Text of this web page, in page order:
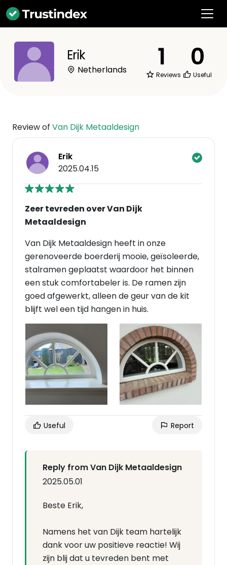
Erik
Netherlands 1
Reviews
0
Useful
Review of Van Dijk Metaaldesign
Erik
2025.04.15
Zeer tevreden over Van Dijk
Metaaldesign
Van Dijk Metaaldesign heeft in onze
gerenoveerde boerderij mooie, geïsoleerde,
stalramen geplaatst waardoor het binnen
een stuk comfortabeler is. De ramen zijn
goed afgewerkt, alleen de geur van de kit
blijft wel een tijd hangen in huis.
Useful Report
Reply from Van Dijk Metaaldesign
2025.05.01
Beste Erik,
Namens het van Dijk team hartelijk
dank voor uw positieve reactie! Wij
zijn blij dat u tevreden bent met